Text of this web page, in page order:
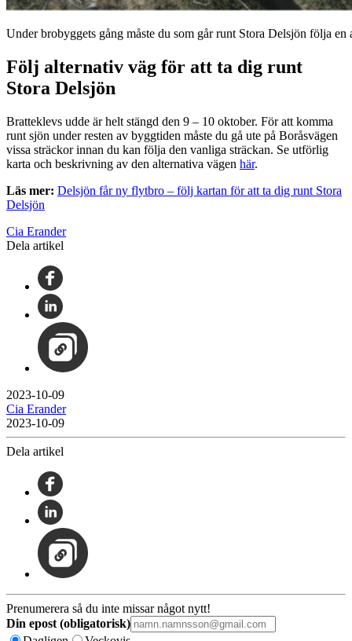
Under brobyggets gång måste du som går runt Stora Delsjön följa en
Följ alternativ väg för att ta dig runt
Stora Delsjön
Bratteklevs udde är helt stängd den 9 – 10 oktober. För att komma
runt sjön under resten av byggtiden måste du gå ute på Boråsvägen
vissa sträckor innan du kan följa den vanliga sträckan. Se utförlig
karta och beskrivning av den alternativa vägen här.
Läs mer: Delsjön får ny flytbro – följ kartan för att ta dig runt Stora
Delsjön
Cia Erander
Dela artikel
2023-10-09
Cia Erander
2023-10-09
Dela artikel
Prenumerera så du inte missar något nytt!
Din epost (obligatorisk)